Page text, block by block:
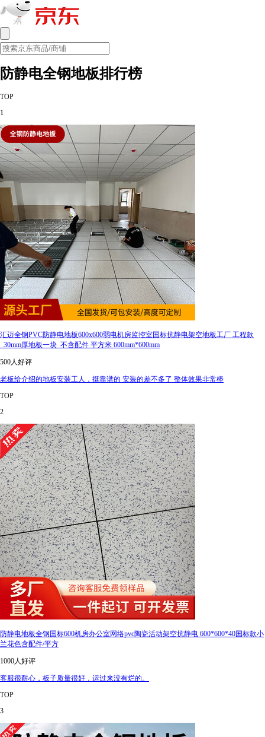
防静电全钢地板排行榜
TOP
1
汇迈全钢PVC防静电地板600x600弱电机房监控室国标抗静电架空地板工厂 工程款
_30mm厚地板一块_不含配件 平方米 600mm*600mm
500人好评
老板给介绍的地板安装工人，挺靠谱的 安装的差不多了 整体效果非常棒
TOP
2
防静电地板全钢国标600机房办公室网络pvc陶瓷活动架空抗静电 600*600*40国标款小
兰花色含配件/平方
1000人好评
客服很耐心，板子质量很好，运过来没有烂的。
TOP
3